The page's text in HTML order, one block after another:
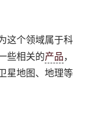
这个领域属于科
些相关的产品，
星地图、地理等